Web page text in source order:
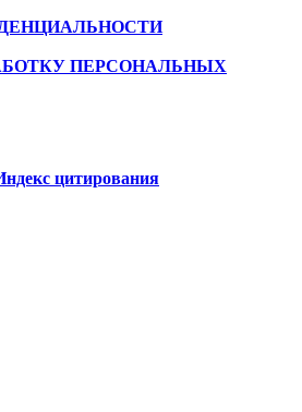
ПЕРСОНАЛЬНЫХ